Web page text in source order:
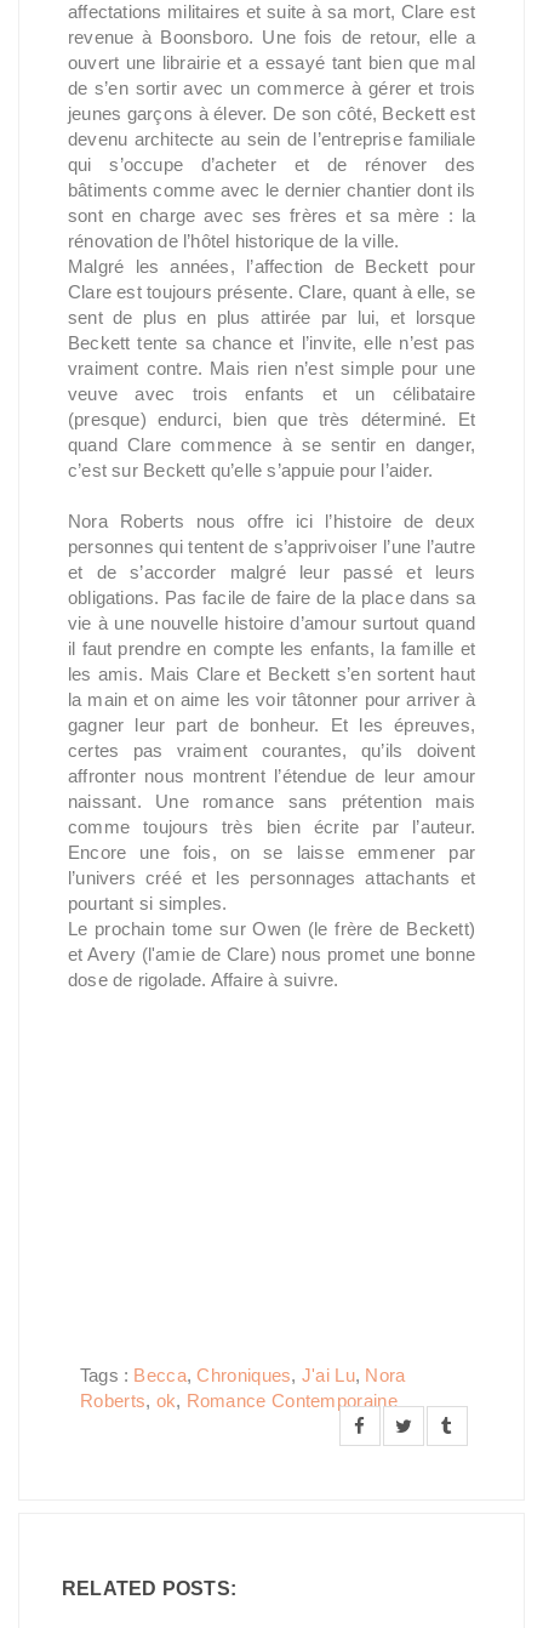
affectations militaires et suite à sa mort, Clare est
revenue à Boonsboro. Une fois de retour, elle a
ouvert une librairie et a essayé tant bien que mal
de s’en sortir avec un commerce à gérer et trois
jeunes garçons à élever. De son côté, Beckett est
devenu architecte au sein de l’entreprise familiale
qui s’occupe d’acheter et de rénover des
bâtiments comme avec le dernier chantier dont ils
sont en charge avec ses frères et sa mère : la
rénovation de l’hôtel historique de la ville.
Malgré les années, l’affection de Beckett pour
Clare est toujours présente. Clare, quant à elle, se
sent de plus en plus attirée par lui, et lorsque
Beckett tente sa chance et l’invite, elle n’est pas
vraiment contre. Mais rien n’est simple pour une
veuve avec trois enfants et un célibataire
(presque) endurci, bien que très déterminé. Et
quand Clare commence à se sentir en danger,
c’est sur Beckett qu’elle s’appuie pour l’aider.
Nora Roberts nous offre ici l’histoire de deux
personnes qui tentent de s’apprivoiser l’une l’autre
et de s’accorder malgré leur passé et leurs
obligations. Pas facile de faire de la place dans sa
vie à une nouvelle histoire d’amour surtout quand
il faut prendre en compte les enfants, la famille et
les amis. Mais Clare et Beckett s’en sortent haut
la main et on aime les voir tâtonner pour arriver à
gagner leur part de bonheur. Et les épreuves,
certes pas vraiment courantes, qu’ils doivent
affronter nous montrent l’étendue de leur amour
naissant. Une romance sans prétention mais
comme toujours très bien écrite par l’auteur.
Encore une fois, on se laisse emmener par
l’univers créé et les personnages attachants et
pourtant si simples.
Le prochain tome sur Owen (le frère de Beckett)
et Avery (l'amie de Clare) nous promet une bonne
dose de rigolade. Affaire à suivre.
Tags : Becca,Chroniques, J'ai Lu, Nora
Roberts, ok, Romance Contemporaine
RELATED POSTS: